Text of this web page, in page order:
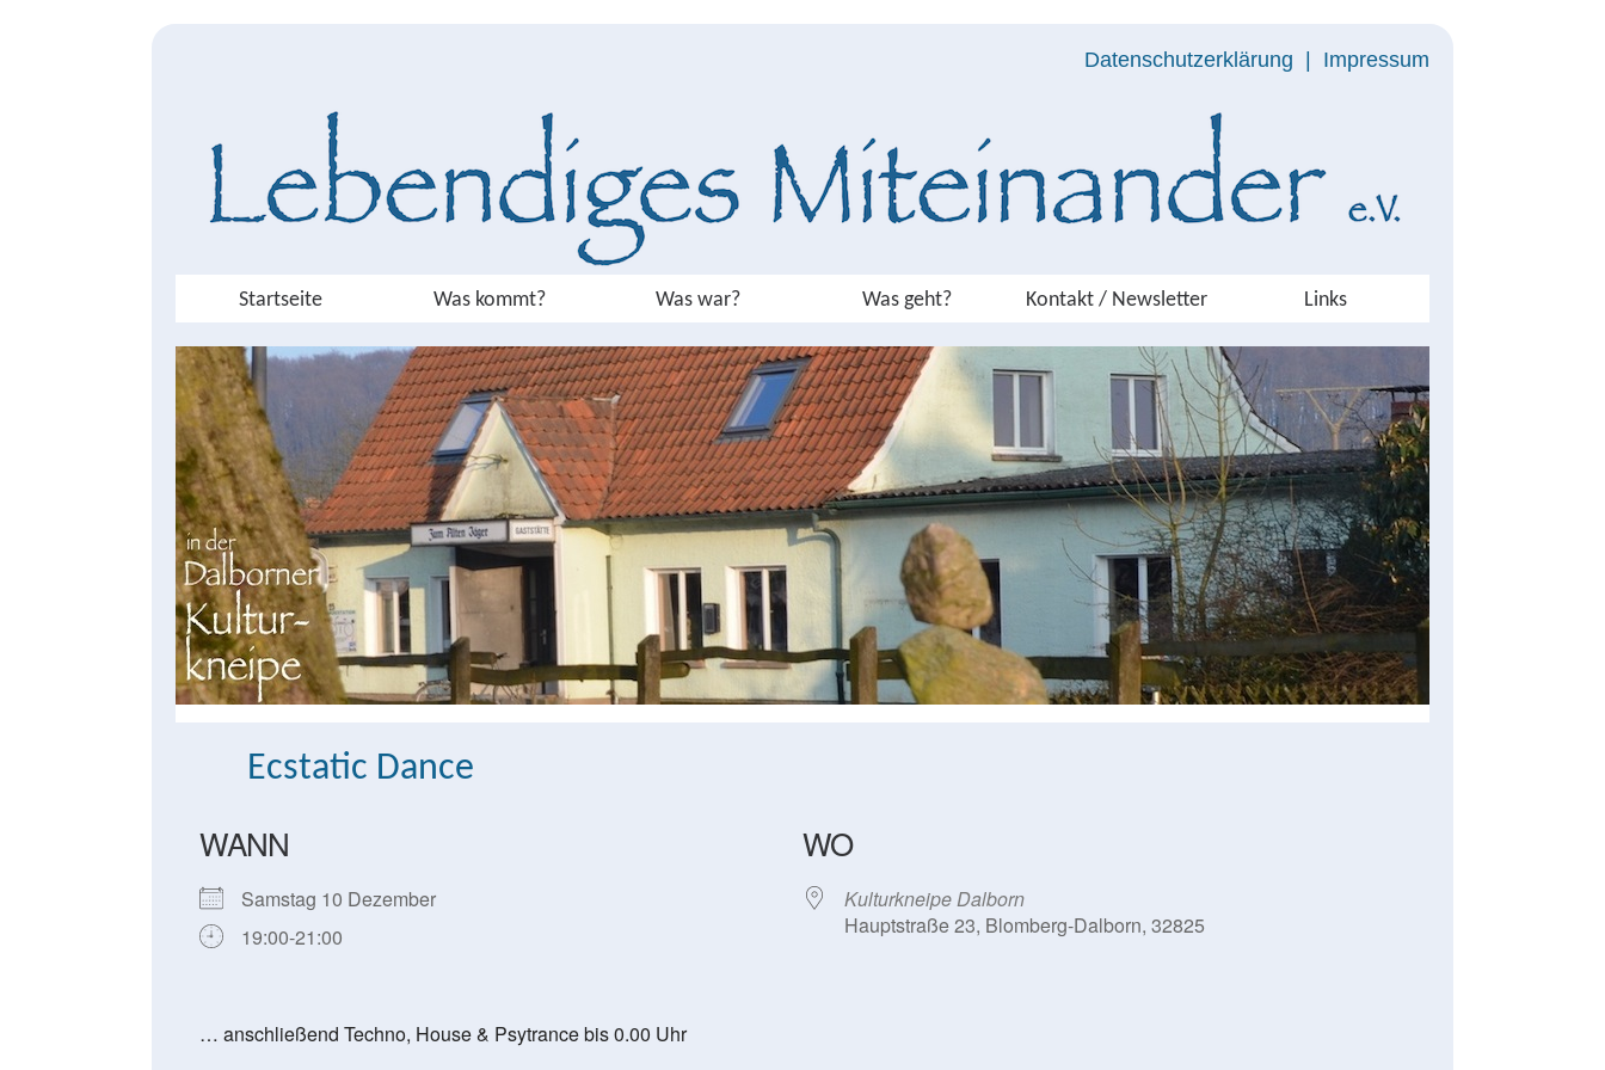
Datenschutzerklärung Impressum
Startseite Was kommt? Was war? Was geht? Kontakt / Newsletter Links
Ecstatic Dance
WANN
Samstag 10 Dezember
19:00-21:00
WO
Kulturkneipe Dalborn
Hauptstraße 23, Blomberg-Dalborn, 32825
… anschließend Techno, House & Psytrance bis 0.00 Uhr